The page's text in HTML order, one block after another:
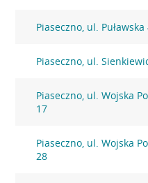
Piaseczno, ul. Puławska
Piaseczno, ul.
Piaseczno, ul. Wojska
17
Piaseczno, ul. Wojska
28